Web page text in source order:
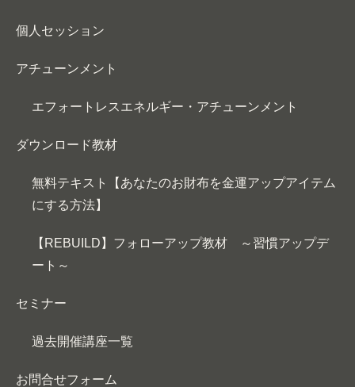
個人セッション
アチューンメント
エフォートレスエネルギー・アチューンメント
ダウンロード教材
無料テキスト【あなたのお財布を金運アップアイテム
にする方法】
【REBUILD】フォローアップ教材 ～習慣アップデ
ート～
セミナー
過去開催講座一覧
お問合せフォーム